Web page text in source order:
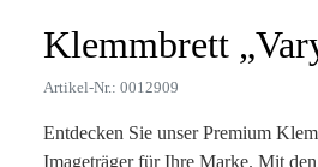
Klemmbrett
Artikel-Nr.: 0012909
Entdecken Sie unser Premium
Imageträger für Ihre Marke. Mit